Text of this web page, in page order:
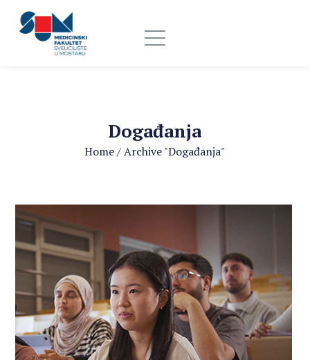
Događanja
Home/Archive "Događanja"